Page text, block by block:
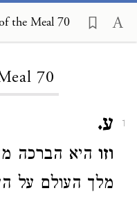
the Meal 70
70
1 ע.
וזו היא הברכה
מלך העולם על